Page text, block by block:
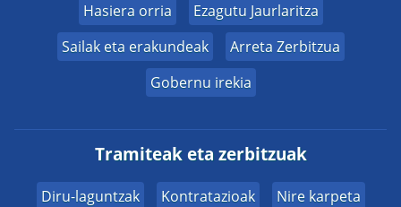
Hasiera orria
Ezagutu Jaurlaritza
Sailak eta erakundeak
Arreta Zerbitzua
Gobernu irekia
Tramiteak eta zerbitzuak
Diru-laguntzak Kontratazioak
Nire karpeta